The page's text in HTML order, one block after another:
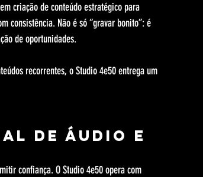
criação de conteúdo estratégico para
consistência. Não é só “gravar bonito”: é
de oportunidades.
recorrentes, o Studio 4e50 entrega um
de áudio e
confiança. O Studio 4e50 opera com